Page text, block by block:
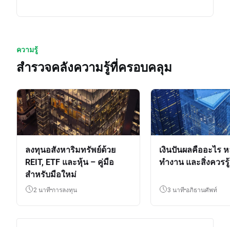
ความรู้
สำรวจคลังความรู้ที่ครอบคลุม
ลงทุนอสังหาริมทรัพย์ด้วย
REIT, ETF และหุ้น – คู่มือ
สำหรับมือใหม่
2 นาที การลงทุน
เงินปันผลคืออะไร
ทำงาน และสิ่งควรรู้
3 นาที อภิธานศัพท์